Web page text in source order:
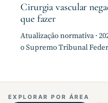
Cirurgia vascular
que fazer
Atualização normativa ·
o Supremo Tribunal
EXPLORAR POR ÁREA